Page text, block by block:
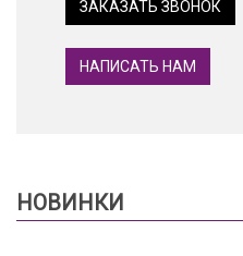
ЗАКАЗАТЬ ЗВОНОК
НАПИСАТЬ НАМ
НОВИНКИ